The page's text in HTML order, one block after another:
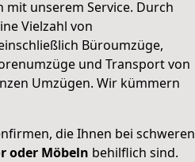
mit unserem Service. Durch
Vielzahl von
Büroumzüge,
und Transport von
Umzügen. Wir kümmern
die Ihnen bei schweren
oder Möbeln behilflich sind.